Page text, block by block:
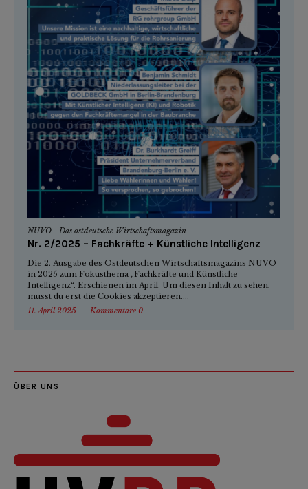
NUVO - Das ostdeutsche Wirtschaftsmagazin
Nr. 2/2025 – Fachkräfte + Künstliche Intelligenz
Die 2. Ausgabe des Ostdeutschen Wirtschaftsmagazins NUVO
in 2025 zum Fokusthema „Fachkräfte und Künstliche
Intelligenz“. Erschienen im April. Um diesen Inhalt zu sehen,
musst du erst die Cookies akzeptieren....
11. April 2025
Kommentare 0
ÜBER UNS